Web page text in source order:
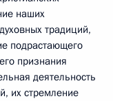
наших
традиций,
подрастающего
признания
деятельность
их стремление